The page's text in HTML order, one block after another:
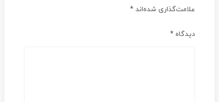
علامت‌گذاری شده‌اند*
دیدگاه*